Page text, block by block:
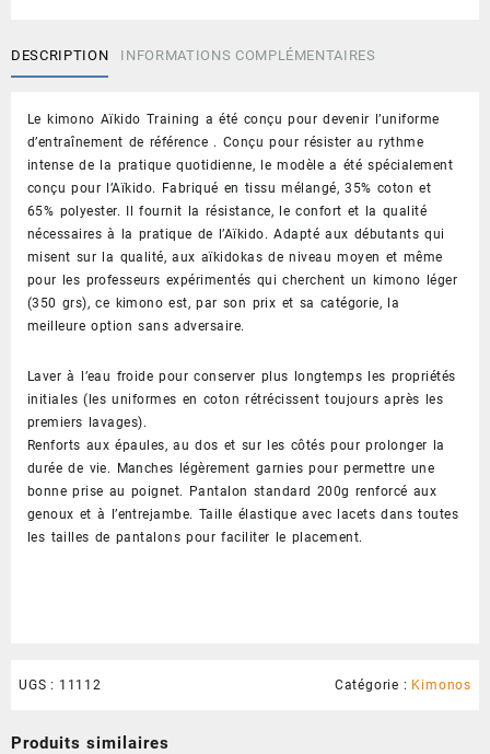
Kimono
d'Aïkido
DESCRIPTION INFORMATIONS COMPLÉMENTAIRES
Le kimono Aïkido Training a été conçu pour devenir l’uniforme
d’entraînement de référence . Conçu pour résister au rythme
intense de la pratique quotidienne, le modèle a été spécialement
conçu pour l’Aïkido. Fabriqué en tissu mélangé, 35% coton et
65% polyester. Il fournit la résistance, le confort et la qualité
nécessaires à la pratique de l’Aïkido. Adapté aux débutants qui
misent sur la qualité, aux aïkidokas de niveau moyen et même
pour les professeurs expérimentés qui cherchent un kimono léger
(350 grs), ce kimono est, par son prix et sa catégorie, la
meilleure option sans adversaire.
Laver à l’eau froide pour conserver plus longtemps les propriétés
initiales (les uniformes en coton rétrécissent toujours après les
premiers lavages).
Renforts aux épaules, au dos et sur les côtés pour prolonger la
durée de vie. Manches légèrement garnies pour permettre une
bonne prise au poignet. Pantalon standard 200g renforcé aux
genoux et à l’entrejambe. Taille élastique avec lacets dans toutes
les tailles de pantalons pour faciliter le placement.
UGS : 11112 Catégorie : Kimonos
Produits similaires